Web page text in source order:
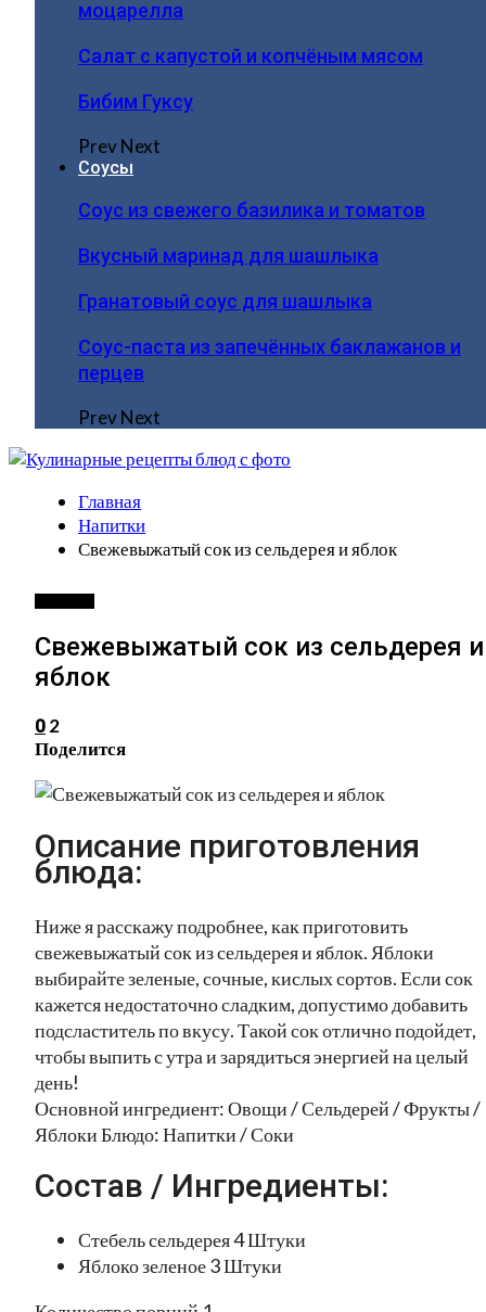
моцарелла
Салат с капустой и копчёным мясом
Бибим Гуксу
PrevNext
Соусы
Соус из свежего базилика и томатов
Вкусный маринад для шашлыка
Гранатовый соус для шашлыка
Соус-паста из запечённых баклажанов и
перцев
PrevNext
Главная
Напитки
Свежевыжатый сок из сельдерея и яблок
Свежевыжатый сок из сельдерея и
яблок
0 2
Поделится
Описание приготовления
блюда:
Ниже я расскажу подробнее, как приготовить
свежевыжатый сок из сельдерея и яблок. Яблоки
выбирайте зеленые, сочные, кислых сортов. Если сок
кажется недостаточно сладким, допустимо добавить
подсластитель по вкусу. Такой сок отлично подойдет,
чтобы выпить с утра и зарядиться энергией на целый
день!
Основной ингредиент: Овощи / Сельдерей / Фрукты /
Яблоки Блюдо: Напитки / Соки
Состав / Ингредиенты:
Стебель сельдерея 4 Штуки
Яблоко зеленое 3 Штуки